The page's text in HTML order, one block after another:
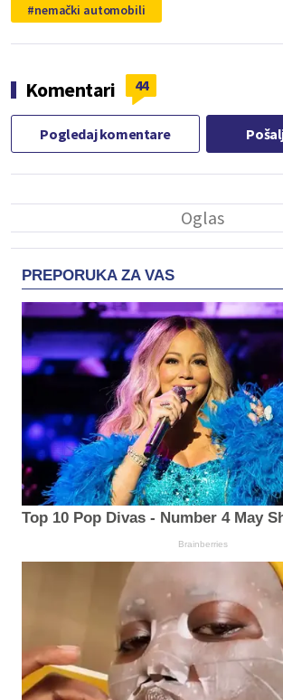
nemački automobili
Komentari 44
Pogledaj komentare
PREPORUKA ZA VAS
Top 10 Pop Divas - Number 4 May
Brainberries